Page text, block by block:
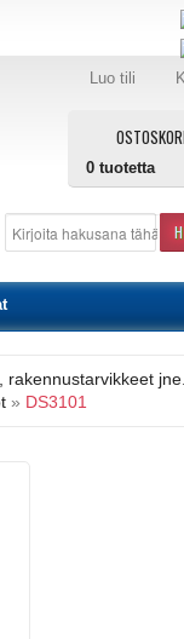
Luo tili
0 tuotetta
rakennustarvikkeet
» DS3101